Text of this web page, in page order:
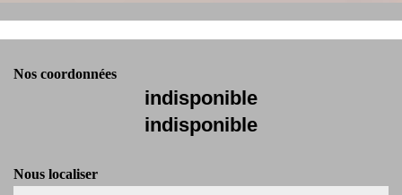
Nos coordonnées
indisponible
indisponible
Nous localiser